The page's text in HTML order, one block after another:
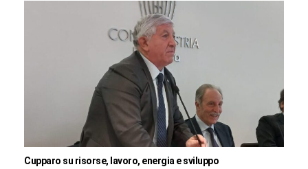
Cupparo su risorse, lavoro, energia e sviluppo